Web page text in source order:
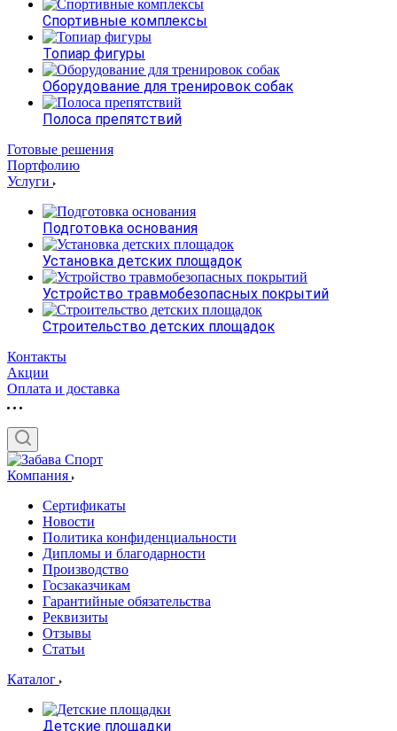
Спортивные комплексы
Топиар фигуры
Оборудование для тренировок собак
Полоса препятствий
Готовые решения
Портфолию
Услуги
Подготовка основания
Установка детских площадок
Устройство травмобезопасных покрытий
Строительство детских площадок
Контакты
Акции
Оплата и доставка
Компания
Сертификаты
Новости
Политика конфиденциальности
Дипломы и благодарности
Производство
Госзаказчикам
Гарантийные обязательства
Реквизиты
Отзывы
Статьи
Каталог
Детские площадки